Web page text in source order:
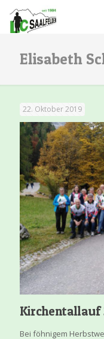
Elisabeth
22. Oktober 2019
Kirchentallauf
Bei föhnigem